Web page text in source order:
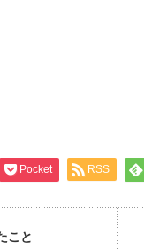
Pocket RSS
こと